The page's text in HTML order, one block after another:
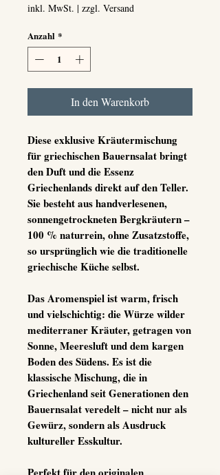
inkl. MwSt. | zzgl. Versand
Anzahl *
In den Warenkorb
Diese exklusive Kräutermischung
für griechischen Bauernsalat bringt
den Duft und die Essenz
Griechenlands direkt auf den Teller.
Sie besteht aus handverlesenen,
sonnengetrockneten Bergkräutern –
100 % naturrein, ohne Zusatzstoffe,
so ursprünglich wie die traditionelle
griechische Küche selbst.
Das Aromenspiel ist warm, frisch
und vielschichtig: die Würze wilder
mediterraner Kräuter, getragen von
Sonne, Meeresluft und dem kargen
Boden des Südens. Es ist die
klassische Mischung, die in
Griechenland seit Generationen den
Bauernsalat veredelt – nicht nur als
Gewürz, sondern als Ausdruck
kultureller Esskultur.